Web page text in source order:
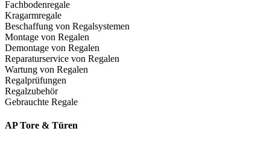
Fachbodenregale
Kragarmregale
Beschaffung von Regalsystemen
Montage von Regalen
Demontage von Regalen
Reparaturservice von Regalen
Wartung von Regalen
Regalprüfungen
Regalzubehör
Gebrauchte Regale
AP Tore & Türen